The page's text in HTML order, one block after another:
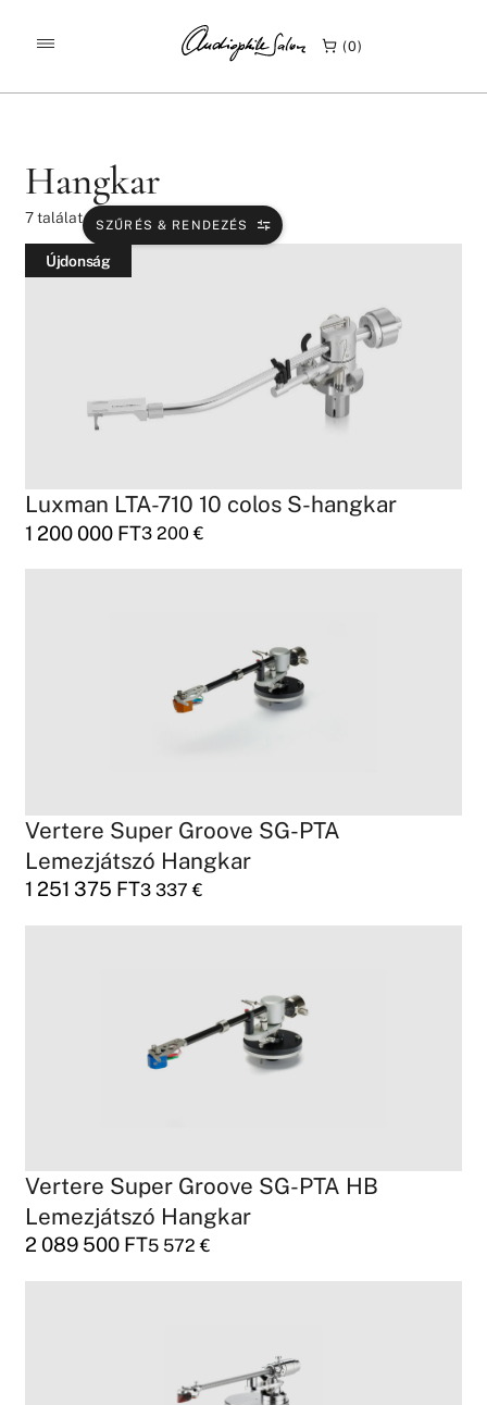
0
KEZDŐLAP TERMÉKEK / HANGKAR
Hangkar
7találat SZŰRÉS & RENDEZÉS
Újdonság
Luxman LTA-710 10 colos S-hangkar
1 200 000 FT3 200€
Vertere Super Groove SG-PTA
Lemezjátszó Hangkar
1 251 375 FT3 337€
Vertere Super Groove SG-PTA HB
Lemezjátszó Hangkar
2 089 500 FT5 572€